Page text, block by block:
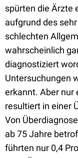
spürten die Ärzte
aufgrund des
schlechten
wahrscheinlich
diagnostiziert
Untersuchungen
erkannt. Aber nur
resultiert in einer
Von
ab 75 Jahre
führten nur 0,4